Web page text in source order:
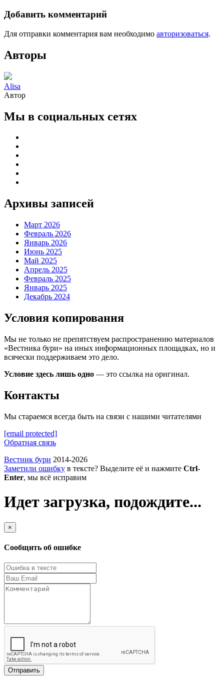
Добавить комментарий
Для отправки комментария вам необходимо авторизоваться.
Авторы
Alisa
Автор
Мы в социальных сетях
Архивы записей
Март 2026
Февраль 2026
Январь 2026
Июнь 2025
Май 2025
Апрель 2025
Февраль 2025
Январь 2025
Декабрь 2024
Условия копирования
Мы не только не препятствуем распространению материалов
«Вестника бури» на иных информационных площадках, но и
всячески поддерживаем это дело.
Условие здесь лишь одно — это ссылка на оригинал.
Контакты
Мы стараемся всегда быть на связи с нашими читателями
[email protected]
Обратная связь
Вестник бури 2014-2026
Заметили ошибку в тексте? Выделите её и нажмите Ctrl-
Enter, мы всё исправим
Идет загрузка, подождите...
×
Сообщить об ошибке
Отправить